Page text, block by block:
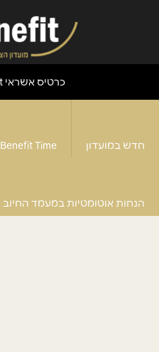
כרטיס אשראי Hi-Benefit
חדש במועדון Benefit Time
הנחות אוטומטיות במעמד החיוב